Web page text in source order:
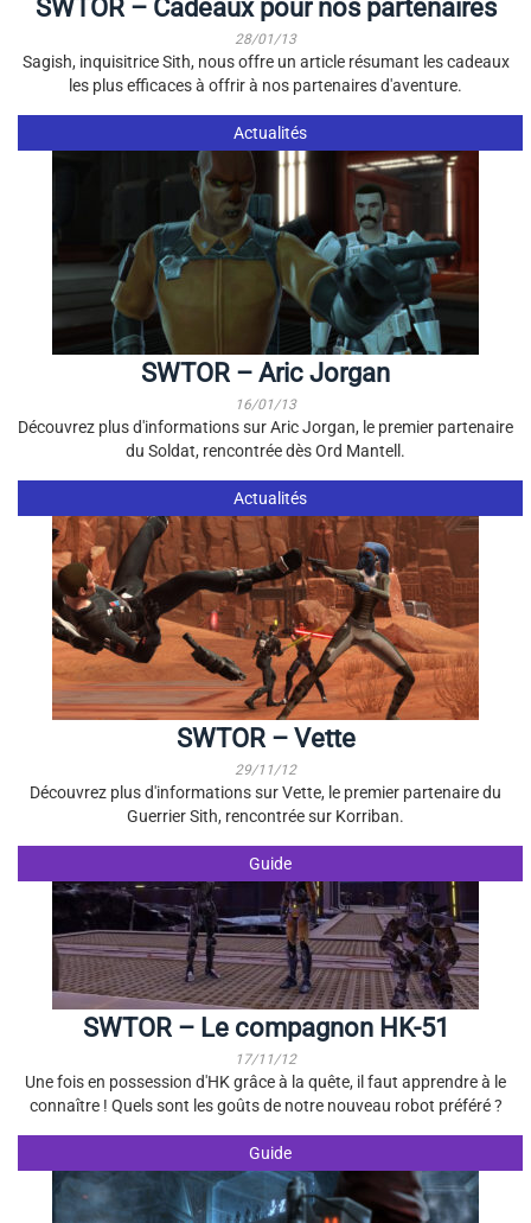
SWTOR – Cadeaux pour nos partenaires
28/01/13
Sagish, inquisitrice Sith, nous offre un article résumant les cadeaux
les plus efficaces à offrir à nos partenaires d'aventure.
Actualités
SWTOR – Aric Jorgan
16/01/13
Découvrez plus d'informations sur Aric Jorgan, le premier partenaire
du Soldat, rencontrée dès Ord Mantell.
Actualités
SWTOR – Vette
29/11/12
Découvrez plus d'informations sur Vette, le premier partenaire du
Guerrier Sith, rencontrée sur Korriban.
Guide
SWTOR – Le compagnon HK-51
17/11/12
Une fois en possession d'HK grâce à la quête, il faut apprendre à le
connaître ! Quels sont les goûts de notre nouveau robot préféré ?
Guide